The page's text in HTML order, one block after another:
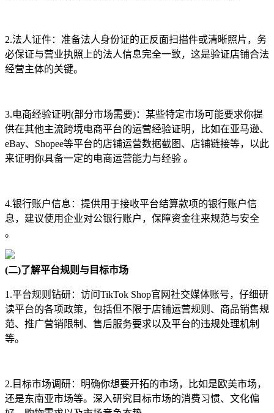
2.法人证件：准备法人身份证的正反面扫描件或清晰照片，务
必保证与营业执照上的法人信息完全一致，这是验证店铺合法
经营主体的关键。
3.电商经验证明(部分市场需要)：某些特定市场可能要求你提
供在其他主流跨境电商平台的运营经验证明，比如在亚马逊、
eBay、Shopee等平台的店铺运营数据截图、店铺链接等，以此
来证明你具备一定的电商运营能力与经验 。
4.银行账户信息：提供用于接收平台结算款项的银行账户信
息，建议使用企业对公银行账户，保障资金往来规范与安全
。
(二)了解平台规则与目标市场
1.平台规则钻研：访问TikTok Shop官网社交媒体账号，仔细研
读平台的各项政策，包括但不限于店铺运营规则、商品销售规
范、推广营销限制、售后服务要求以及平台的违规处理机制
等。
2.目标市场调研：明确你想要开拓的市场，比如是欧美市场，
还是东南亚市场等。深入研究目标市场的消费习惯、文化偏